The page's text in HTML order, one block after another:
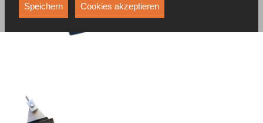
dieselbe Werbung ständig angezeigt wird.
Speichern Cookies akzeptieren